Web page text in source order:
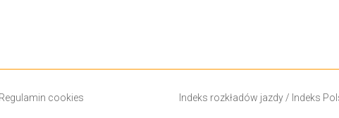
Regulamin cookies Indeks rozkładów jazdy/ Indeks